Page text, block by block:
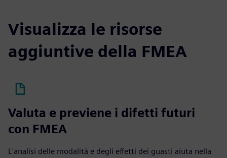
Visualizza le risorse
aggiuntive della FMEA
Valuta e previene i difetti futuri
con FMEA
L'analisi delle modalità e degli effetti dei guasti aiuta nella